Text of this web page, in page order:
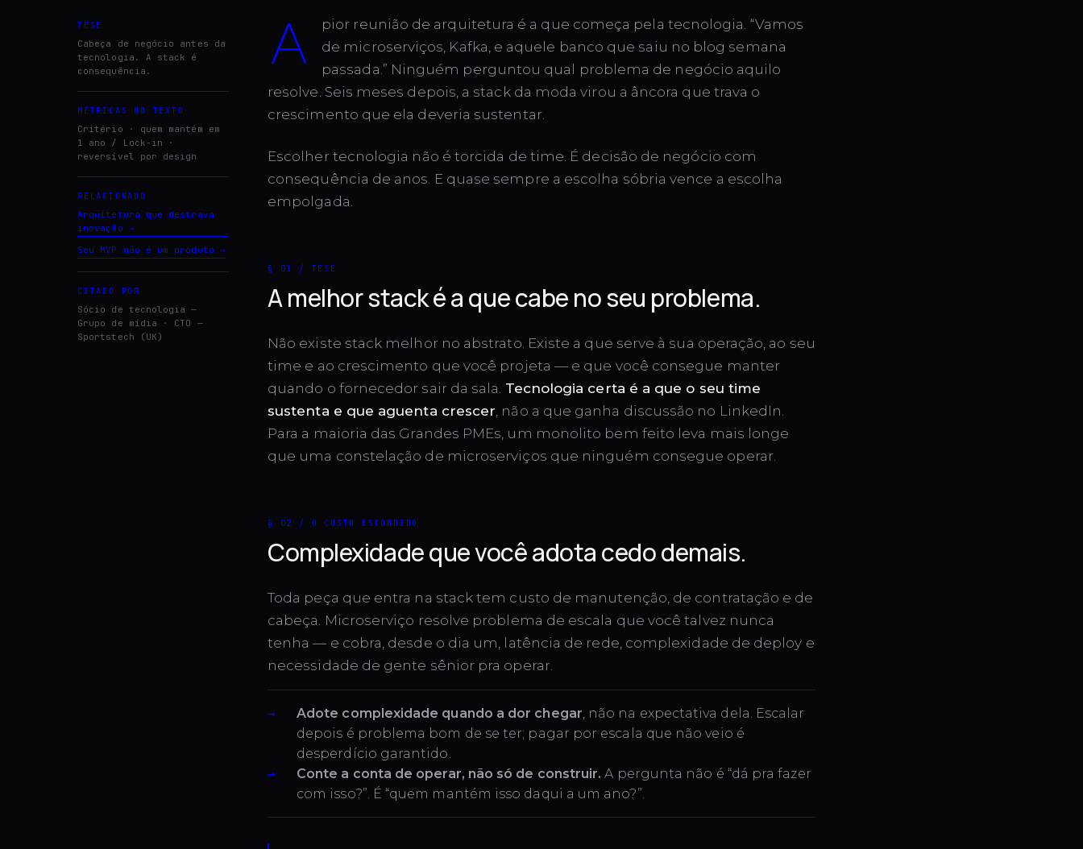
TESE
Cabeça de negócio antes da
tecnologia. A stack é
consequência.
MÉTRICAS NO TEXTO
Critério · quem mantém em
1 ano / Lock-in ·
reversível por design
RELACIONADO
Arquitetura que destrava
inovação →
Seu MVP não é um produto →
CITADO POR
Sócio de tecnologia —
Grupo de mídia · CTO —
Sportstech (UK)
a
pior reunião de arquitetura é a que começa pela tecnologia. “Vamos
de microserviços, Kafka, e aquele banco que saiu no blog semana
passada.” Ninguém perguntou qual problema de negócio aquilo
resolve. Seis meses depois, a stack da moda virou a âncora que trava o
crescimento que ela deveria sustentar.
Escolher tecnologia não é torcida de time. É decisão de negócio com
consequência de anos. E quase sempre a escolha sóbria vence a escolha
empolgada.
§ 01 / TESE
A melhor stack é a que cabe no seu problema.
Não existe stack melhor no abstrato. Existe a que serve à sua operação, ao seu
time e ao crescimento que você projeta — e que você consegue manter
quando o fornecedor sair da sala. Tecnologia certa é a que o seu time
sustenta e que aguenta crescer, não a que ganha discussão no LinkedIn.
Para a maioria das Grandes PMEs, um monolito bem feito leva mais longe
que uma constelação de microserviços que ninguém consegue operar.
§ 02 / O CUSTO ESCONDIDO
Complexidade que você adota cedo demais.
Toda peça que entra na stack tem custo de manutenção, de contratação e de
cabeça. Microserviço resolve problema de escala que você talvez nunca
tenha — e cobra, desde o dia um, latência de rede, complexidade de deploy e
necessidade de gente sênior pra operar.
Adote complexidade quando a dor chegar, não na expectativa dela. Escalar
depois é problema bom de se ter; pagar por escala que não veio é
desperdício garantido.
Conte a conta de operar, não só de construir. A pergunta não é “dá pra fazer
com isso?”. É “quem mantém isso daqui a um ano?”.